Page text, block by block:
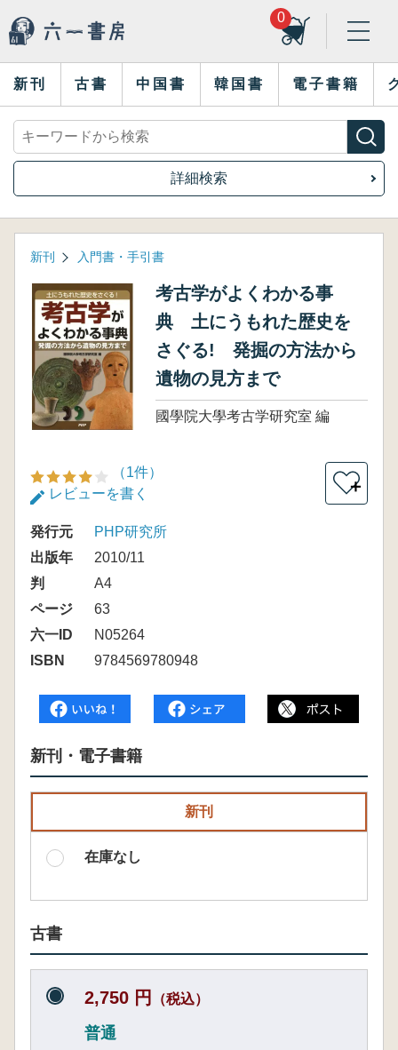
0
新刊 古書 中国書 韓国書 電子書籍
詳細検索
新刊 入門書・手引書
考古学がよくわかる事
典 土にうもれた歴史を
さぐる! 発掘の方法から
遺物の見方まで
國學院大學考古学研究室 編
（1件）
レビューを書く
＋
発行元
PHP研究所
出版年
2010/11
判
A4
ページ
63
六一ID
N05264
ISBN
9784569780948
新刊・電子書籍
新刊
在庫なし
古書
2,750 円 （税込）
普通